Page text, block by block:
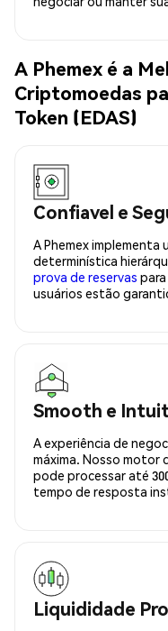
A Phemex é a
Criptomoedas
Token (EDAS)
Confiavel e
A Phemex implementa
determinística
prova de reservas
usuários estão
Smooth e
A experiência de
máxima. Nosso motor
pode processar até
tempo de resposta
Liquididade